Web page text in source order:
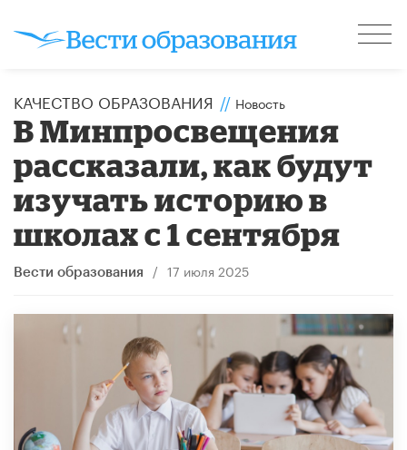
КАЧЕСТВО ОБРАЗОВАНИЯ // Новость
В Минпросвещения
рассказали, как будут
изучать историю в
школах с 1 сентября
Вести образования / 17 июля 2025